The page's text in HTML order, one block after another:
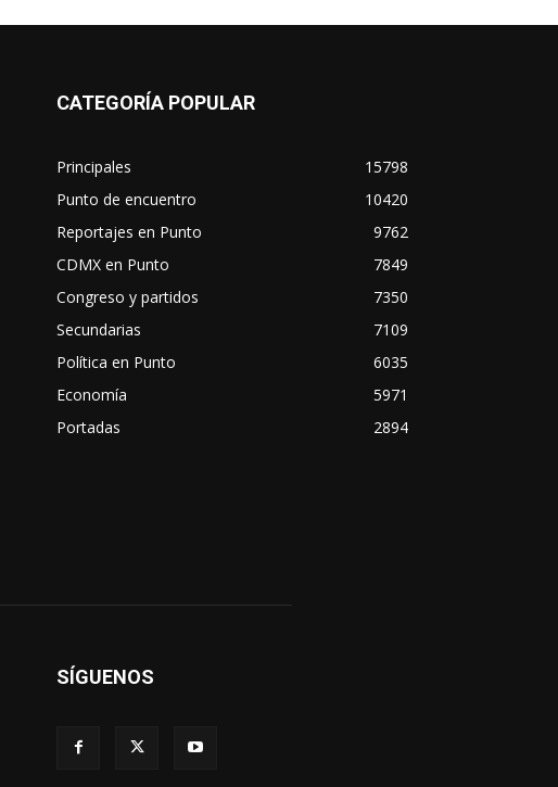
CATEGORÍA POPULAR
Principales
15798
Punto de encuentro
10420
Reportajes en Punto
9762
CDMX en Punto
7849
Congreso y partidos
7350
Secundarias
7109
Política en Punto
6035
Economía
5971
Portadas
2894
SÍGUENOS